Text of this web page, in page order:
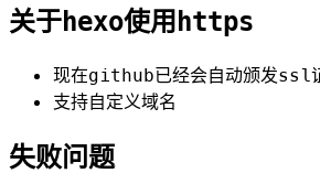
关于hexo使用https
现在github已经会自动颁发ssl
支持自定义域名
失败问题